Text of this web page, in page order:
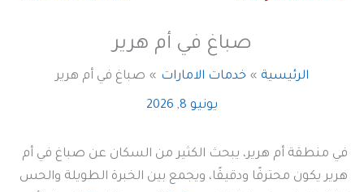
صباغ في أم هرير
الرئيسية خدمات الامارات صباغ في أم هرير
يونيو 8, 2026
في منطقة أم هرير، يبحث الكثير من السكان عن صباغ في أم
هرير يكون محترفًا ودقيقًا، ويجمع بين الخبرة الطويلة والحس